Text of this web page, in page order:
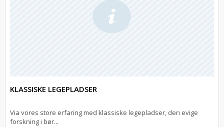
KLASSISKE LEGEPLADSER
Via vores store erfaring med klassiske legepladser, den evige
forskning i bør...